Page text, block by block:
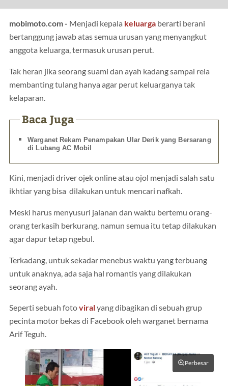
mobimoto.com - Menjadi kepala keluarga berarti berani
bertanggung jawab atas semua urusan yang menyangkut
anggota keluarga, termasuk urusan perut.
Tak heran jika seorang suami dan ayah kadang sampai rela
membanting tulang hanya agar perut keluarganya tak
kelaparan.
Baca Juga
Warganet Rekam Penampakan Ular Derik yang Bersarang
di Lubang AC Mobil
Kini, menjadi driver ojek online atau ojol menjadi salah satu
ikhtiar yang bisa dilakukan untuk mencari nafkah.
Meski harus menyusuri jalanan dan waktu bertemu orang-
orang terkasih berkurang, namun semua itu tetap dilakukan
agar dapur tetap ngebul.
Terkadang, untuk sekadar menebus waktu yang terbuang
untuk anaknya, ada saja hal romantis yang dilakukan
seorang ayah.
Seperti sebuah fotoviralyang dibagikan di sebuah grup
pecinta motor bekas di Facebook oleh warganet bernama
Arif Teguh.
Perbesar